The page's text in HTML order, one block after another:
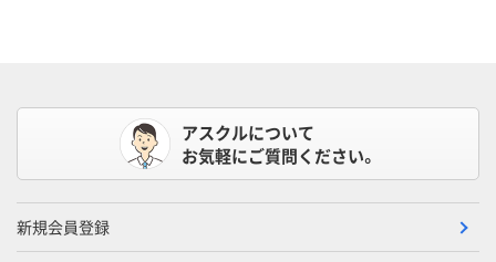
アスクルについて
お気軽にご質問ください。
新規会員登録